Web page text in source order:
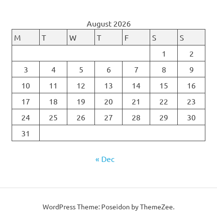
August 2026
M
T W T F S
S
1
2
3
4 5 6 7 8
9
10
11 12 13 14 15
16
17
18 19 20 21 22
23
24
25 26 27 28 29
30
31
« Dec
WordPress Theme: Poseidon by ThemeZee.